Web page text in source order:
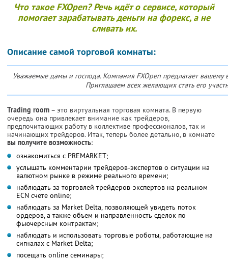
Что такое FXOpen? Речь идёт о сервисе, который
помогает зарабатывать деньги на форекс, а не
сливать их.
Описание самой торговой комнаты:
Уважаемые дамы и господа. Компания FXOpen предлагает
Приглашаем всех желающих стать его
Trading room – это виртуальная торговая комната. В первую
очередь она привлекает внимание как трейдеров,
предпочитающих работу в коллективе профессионалов, так и
начинающих трейдеров. Итак, теперь более детально, в комнате
вы получите возможность:
ознакомиться с PREMARKET;
услышать комментарии трейдеров-экспертов о ситуации на
валютном рынке в режиме реального времени;
наблюдать за торговлей трейдеров-экспертов на реальном
ECN счете online;
наблюдать за Market Delta, позволяющей увидеть поток
ордеров, а также объем и направленность сделок по
фьючерсным контрактам;
наблюдать и использовать торговые роботы, работающие на
сигналах с Market Delta;
посещать online семинары;